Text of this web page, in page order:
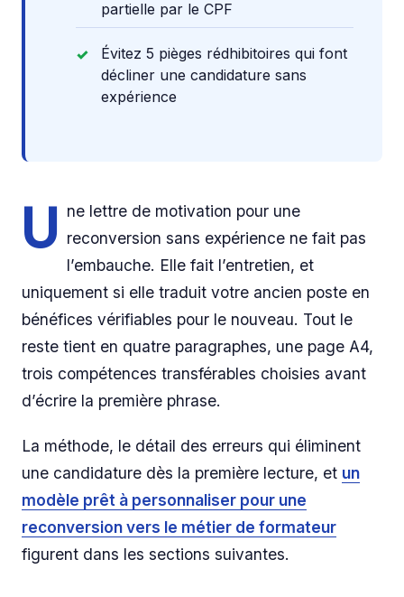
partielle par le CPF
Évitez 5 pièges rédhibitoires qui font
décliner une candidature sans
expérience
U ne lettre de motivation pour une
reconversion sans expérience ne fait pas
l’embauche. Elle fait l’entretien, et
uniquement si elle traduit votre ancien poste en
bénéfices vérifiables pour le nouveau. Tout le
reste tient en quatre paragraphes, une page A4,
trois compétences transférables choisies avant
d’écrire la première phrase.
La méthode, le détail des erreurs qui éliminent
une candidature dès la première lecture, et un
modèle prêt à personnaliser pour une
reconversion vers le métier de formateur
figurent dans les sections suivantes.